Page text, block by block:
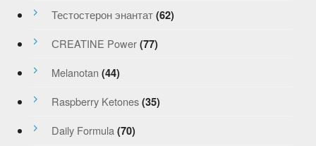
Тестостерон энантат (62)
СREATINE Power (77)
Melanotan (44)
Raspberry Ketones (35)
Daily Formula (70)